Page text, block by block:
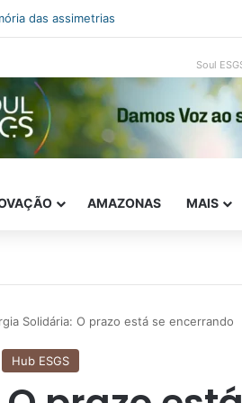
o sucesso do produto
Soul
AMAZONAS MAIS
Solidária: O prazo está se encerrando
Hub ESGS